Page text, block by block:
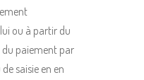
ou à partir du
paiement par
saisie en en